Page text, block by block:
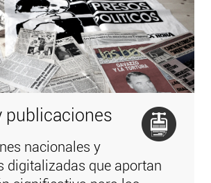
publicaciones
nacionales y
digitalizadas que aportan